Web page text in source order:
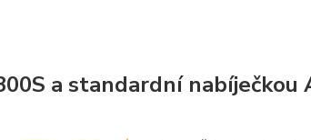
a standardní nabíječkou